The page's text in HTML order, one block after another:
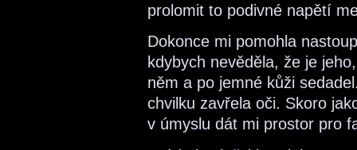
prolomit to podivné napětí
Dokonce mi pomohla
kdybych nevěděla, že je
něm a po jemné kůži
chvilku zavřela oči. Skoro
v úmyslu dát mi prostor pro